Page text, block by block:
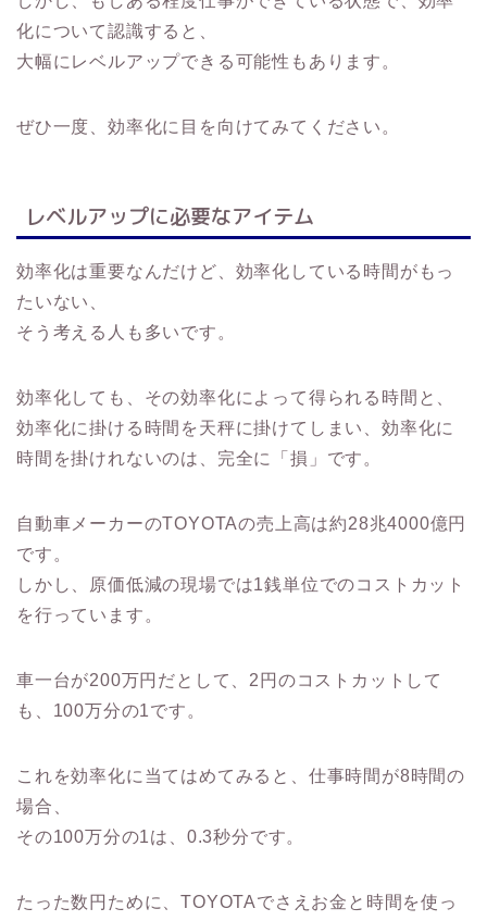
化について認識すると、
大幅にレベルアップできる可能性もあります。
ぜひ一度、効率化に目を向けてみてください。
レベルアップに必要なアイテム
効率化は重要なんだけど、効率化している時間がもっ
たいない、
そう考える人も多いです。
効率化しても、その効率化によって得られる時間と、
効率化に掛ける時間を天秤に掛けてしまい、効率化に
時間を掛けれないのは、完全に「損」です。
自動車メーカーのTOYOTAの売上高は約28兆4000億円
です。
しかし、原価低減の現場では1銭単位でのコストカット
を行っています。
車一台が200万円だとして、2円のコストカットして
も、100万分の1です。
これを効率化に当てはめてみると、仕事時間が8時間の
場合、
その100万分の1は、0.3秒分です。
たった数円ために、TOYOTAでさえお金と時間を使っ